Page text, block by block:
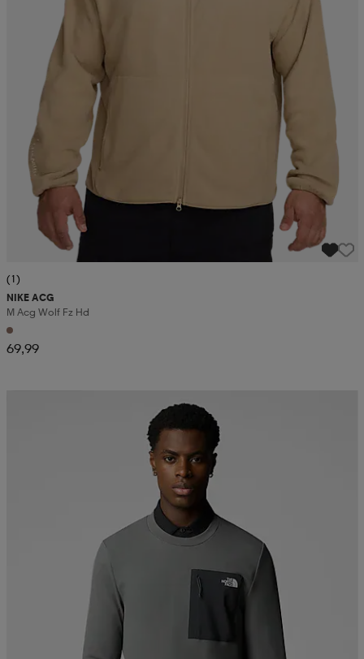
(1)
NIKE ACG
M Acg Wolf Fz Hd
69,99